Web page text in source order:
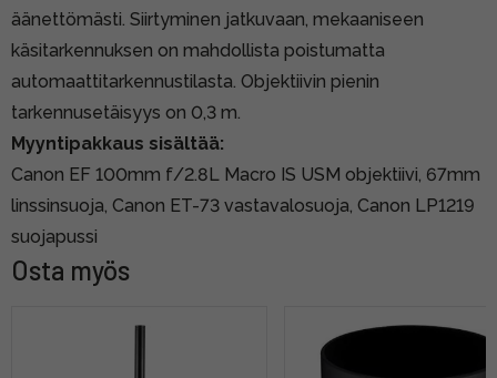
äänettömästi. Siirtyminen jatkuvaan, mekaaniseen
käsitarkennuksen on mahdollista poistumatta
automaattitarkennustilasta. Objektiivin pienin
tarkennusetäisyys on 0,3 m.
Myyntipakkaus sisältää:
Canon EF 100mm f/2.8L Macro IS USM objektiivi, 67mm
linssinsuoja, Canon ET-73 vastavalosuoja, Canon LP1219
suojapussi
Osta myös